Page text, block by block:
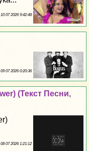
10 07 2026 9:42:48
09 07 2026 0:20:36
(Текст Песни,
08 07 2026 1:21:12